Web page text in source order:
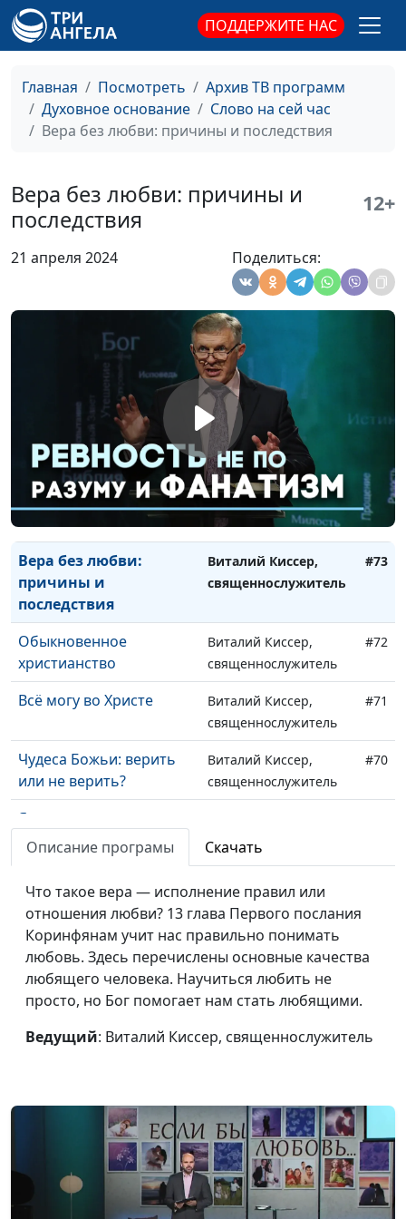
ПОДДЕРЖИТЕ НАС
Главная Посмотреть
Архив ТВ программ
Духовное основание
Слово на сей час
Вера без любви: причины и последствия
Вера без любви: причины и
последствия
12+
21 апреля 2024
Поделиться:
Виталий Киссер,
#77
Евангелие
Виталий Киссер,
священнослужитель
Воздайте Богу славу
Виталий Киссер,
священнослужитель
Три основания иметь
мир в сердце
Виталий Киссер,
священнослужитель
#74
Вера без любви:
причины и
последствия
Виталий Киссер,
священнослужитель
#73
Обыкновенное
христианство
Виталий Киссер,
священнослужитель
#72
Всё могу во Христе
Виталий Киссер,
священнослужитель
#71
Чудеса Божьи: верить
или не верить?
Виталий Киссер,
священнослужитель
#70
Я меняю мир и начинаю
с себя
священнослужитель
священнослужитель
Мудрость и хитрость: в
чем разница?
Павел Жуков,
священнослужитель
Герои веры: можно ли
повторить их опыт?
Павел Жуков,
Что я чувствую и что с
Павел Жуков,
священнослужитель
«Не судите» — как это
понимать
Павел Жуков,
священнослужитель
#63
Описание програмы Скачать
Что такое вера — исполнение правил или
отношения любви? 13 глава Первого послания
Коринфянам учит нас правильно понимать
любовь. Здесь перечислены основные качества
любящего человека. Научиться любить не
просто, но Бог помогает нам стать любящими.
Ведущий: Виталий Киссер, священнослужитель